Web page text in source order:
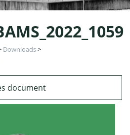
Downloads>
document